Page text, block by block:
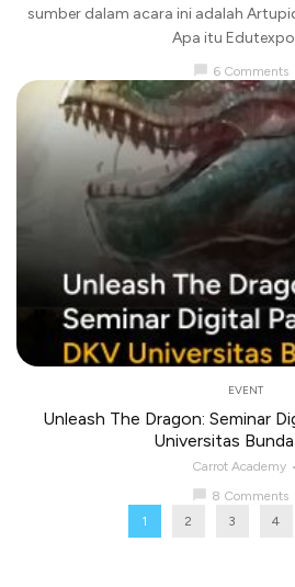
sumber dalam acara ini adalah
Apa itu
6 Comments
EVENT
Unleash The Dragon: Seminar
Universitas
Carrot Academy
8 Comments
1
2 3 4